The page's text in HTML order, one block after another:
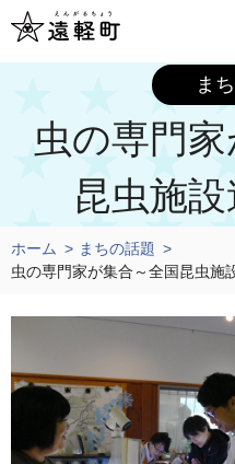
ま
虫の専門
昆虫施
ホーム
まちの話題
虫の専門家が集合～全国昆虫施